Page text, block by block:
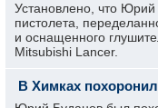
Установлено, что Юрий
пистолета,
и оснащенного
Mitsubishi Lancer.
В Химках